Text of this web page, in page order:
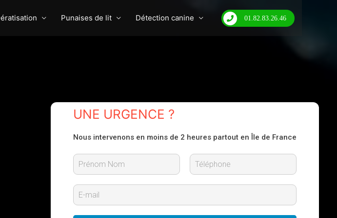
Punaises de lit Détection canine 01.82.83.26.46
UNE URGENCE ?
Nous intervenons en moins de 2 heures partout en Île de France
r
n
o
E
m